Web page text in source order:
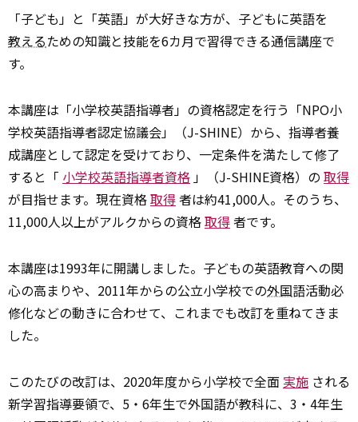
「子ども」と「英語」が大好きな方が、子どもに英語を
教えるための知識と技能を6カ月で習得できる通信講座で
す。
本講座は「小学校英語指導者」の資格認定を行う「NPO小
学校英語指導者認定協議会」（J-SHINE）から、指導者養
成講座として認定を受けており、一定条件を満たして修了
すると「 小学校英語指導者資格 」（J-SHINE資格）の 取得
が目指せます。現在資格取得者は約41,000人。そのうち、
11,000人以上がアルクからの資格取得者です。
本講座は1993年に開講しました。子どもの英語教育への関
心の高まりや、2011年からの公立小学校での外国語活動必
修化などの動きに合わせて、これまでも改訂を重ねてきま
した。
このたびの改訂は、2020年度から小学校で全面 実施 される
新学習指導要領で、5・6年生で外国語が教科に、3・4年生